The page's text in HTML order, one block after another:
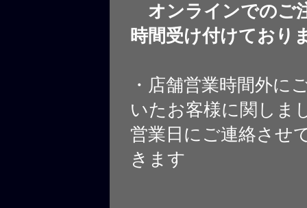
オンラインでのご
時間受け付けており
・店舗営業時間外に
いたお客様に関しま
営業日にご連絡させ
きます